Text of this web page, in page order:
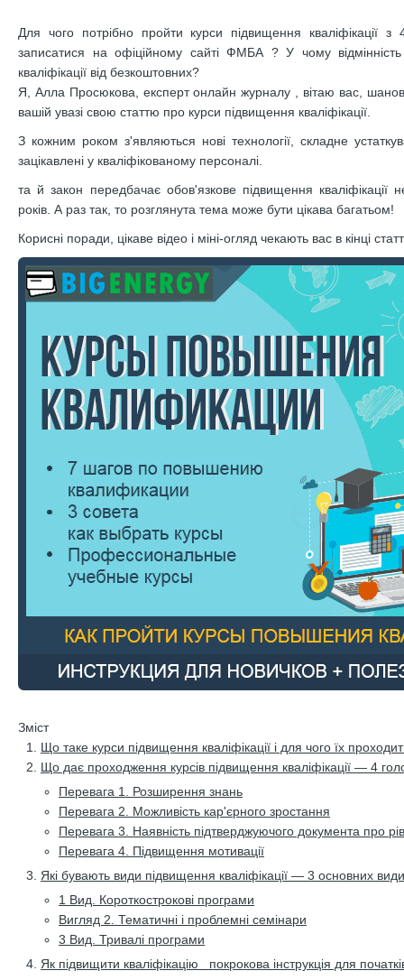
Для чого потрібно пройти курси підвищення кваліфікації
записатися на офіційному сайті ФМБА ? У чому
кваліфікації від безкоштовних?
Я, Алла Просюкова, експерт онлайн журналу , вітаю вас,
вашій увазі свою статтю про курси підвищення кваліфікації.
З кожним роком з'являються нові технології, складне
зацікавлені у кваліфікованому персоналі.
та й закон передбачає обов'язкове підвищення кваліфікації
років. А раз так, то розглянута тема може бути цікава багатьом!
Корисні поради, цікаве відео і міні-огляд чекають вас в кінці
Зміст
Що таке курси підвищення кваліфікації і для чого їх
Що дає проходження курсів підвищення кваліфікації — 4
Перевага 1. Розширення знань
Перевага 2. Можливість кар'єрного зростання
Перевага 3. Наявність підтверджуючого документа про
Перевага 4. Підвищення мотивації
Які бувають види підвищення кваліфікації — 3 основних види
1 Вид. Короткострокові програми
Вигляд 2. Тематичні і проблемні семінари
3 Вид. Тривалі програми
Як підвищити кваліфікацію покрокова інструкція для